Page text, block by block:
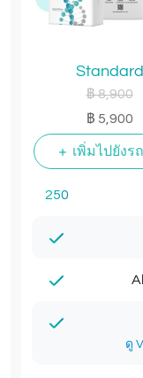
Standard
฿ 8,900
฿ 5,900
เพิ่มไปยังร
250
ดู